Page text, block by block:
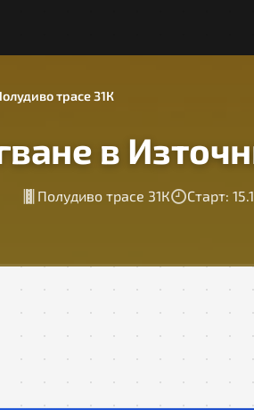
трасе 31К
в
Полудиво трасе 31К Старт: